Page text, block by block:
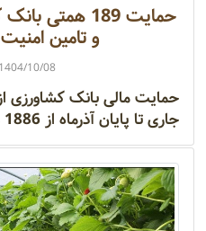
حمایت 189
و تامین
1404/10/08
حمایت مالی بانک کشاورزی
جاری تا پایان آذرماه از 1886 هزار میلیارد ریال عبور کرد.